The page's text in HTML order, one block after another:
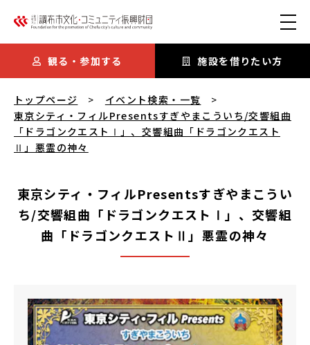
観る・参加する 施設を借りたい方
トップページ
イベント検索・一覧
東京シティ・フィルPresentsすぎやまこういち/交響組曲
「ドラゴンクエストⅠ」、交響組曲「ドラゴンクエスト
Ⅱ」悪霊の神々
東京シティ・フィルPresentsすぎやまこうい
ち/交響組曲「ドラゴンクエストⅠ」、交響組
曲「ドラゴンクエストⅡ」悪霊の神々
東京シティ・フィルPresentsすぎやまこういち/交響組
東京シティ・フィルPresentsすぎやまこういち/交響組曲「ド